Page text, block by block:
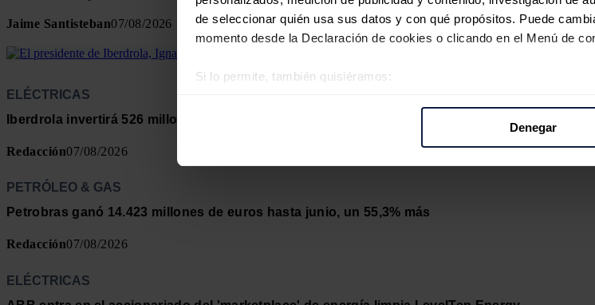
de seleccionar quién usa sus datos y con qué propósitos. Puede
momento desde la Declaración de cookies o clicando en el Menú de
Si lo permite, también quisiéramos:
y analizar el tráfico. Además, compartimos información sobre el uso
Denegar
Jaime Santisteban07/08/2026
ELÉCTRICAS
Iberdrola invertirá 526 millones para modernizar las redes eléctricas del Distrito Federal de
Redacción07/08/2026
PETRÓLEO & GAS
Petrobras ganó 14.423 millones de euros hasta junio, un 55,3% más
Redacción07/08/2026
ELÉCTRICAS